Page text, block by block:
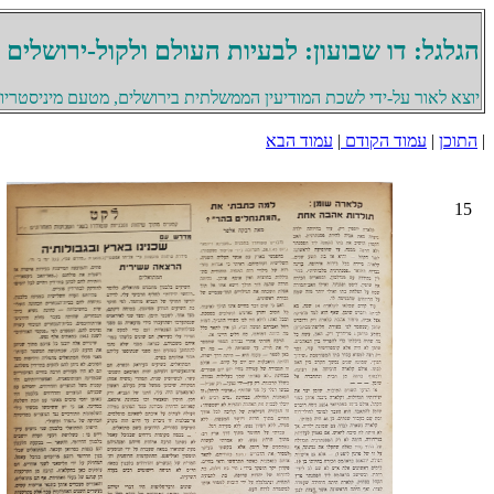
הגלגל: דו שבועון: לבעיות העולם ולקול-ירושלים
יוצא לאור על-ידי לשכת המודיעין הממשלתית בירושלים, מטעם
| התוכן | עמוד הקודם | עמוד הבא
15